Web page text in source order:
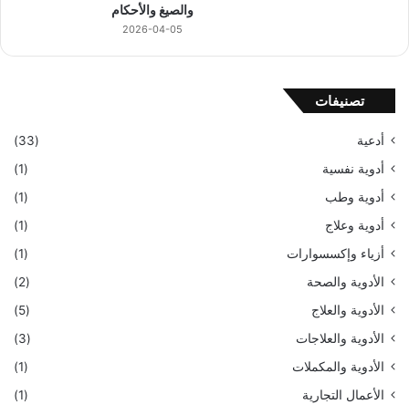
والصيغ والأحكام
2026-04-05
تصنيفات
أدعية
(33)
أدوية نفسية
(1)
أدوية وطب
(1)
أدوية وعلاج
(1)
أزياء وإكسسوارات
(1)
الأدوية والصحة
(2)
الأدوية والعلاج
(5)
الأدوية والعلاجات
(3)
الأدوية والمكملات
(1)
الأعمال التجارية
(1)